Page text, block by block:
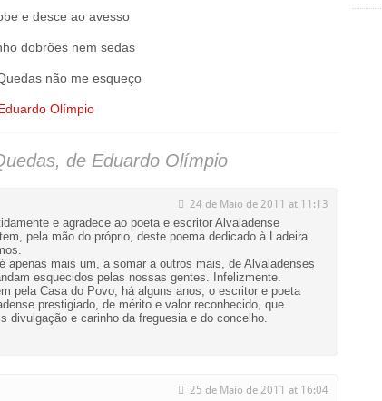
e desce ao avesso
dobrões nem sedas
não me esqueço
Olímpio
de Eduardo Olímpio
24 de Maio de 2011 at 11:13
e agradece ao poeta e escritor Alvaladense
pela mão do próprio, deste poema dedicado à Ladeira
apenas mais um, a somar a outros mais, de Alvaladenses
esquecidos pelas nossas gentes. Infelizmente.
pela Casa do Povo, há alguns anos, o escritor e poeta
prestigiado, de mérito e valor reconhecido, que
divulgação e carinho da freguesia e do concelho.
25 de Maio de 2011 at 16:04